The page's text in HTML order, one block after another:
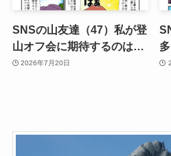
SNSの山友達（47）私が登
山オフ会に期待するのは…
2026年7月20日